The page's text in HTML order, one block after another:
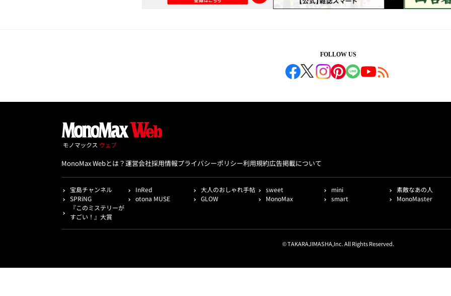
FOLLOW US
MonoMax Webとは？運営会社採用情報プライバシーポリシー利用規約広告掲載について
宝島チャンネル InRed 大人のおしゃれ手帖 sweet mini
素敵なあの人
SPRiNG
otona MUSE GLOW MonoMax smart
MonoMaster
『このミステリーが
すごい！』大賞
© TAKARAJIMASHA,Inc. All Rights Reserved.